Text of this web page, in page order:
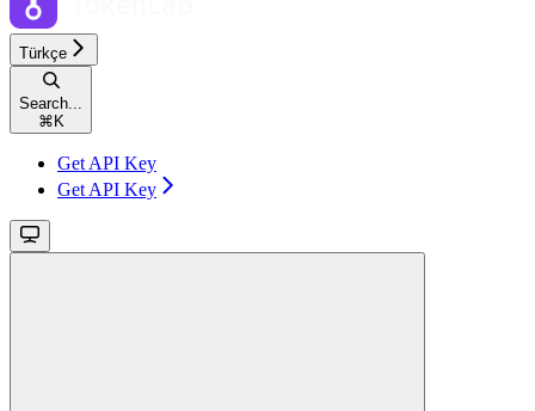
Türkçe
Search...
⌘ K
Get API Key
Get API Key